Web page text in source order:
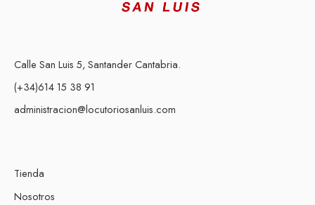
Calle San Luis 5, Santander Cantabria.
(+34)614 15 38 91
administracion@locutoriosanluis.com
Tienda
Nosotros